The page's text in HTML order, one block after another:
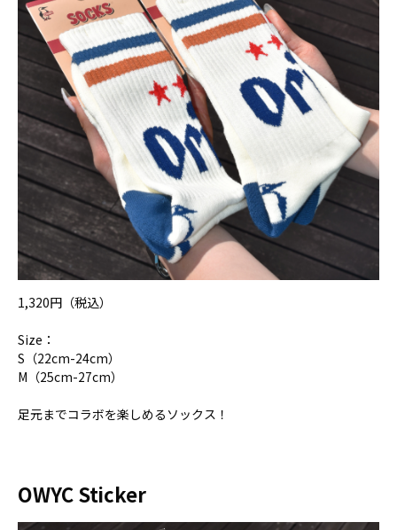
1,320円（税込）
Size：
S（22cm-24cm）
M（25cm-27cm）
足元までコラボを楽しめるソックス！
OWYC Sticker